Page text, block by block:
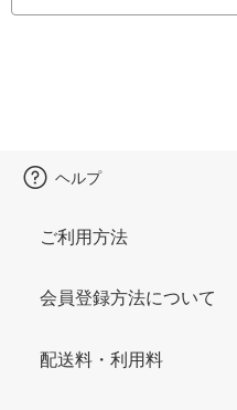
ヘルプ
ご利用方法
会員登録方法について
配送料・利用料